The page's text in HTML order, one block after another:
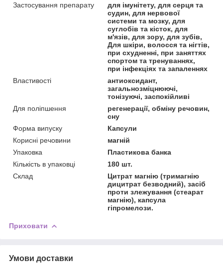
Застосування препарату
для імунітету, для серця та
судин, для нервової
системи та мозку, для
суглобів та кісток, для
м'язів, для зору, для зубів,
Для шкіри, волосся та нігтів,
при схудненні, при заняттях
спортом та тренуваннях,
при інфекціях та запаленнях
Властивості
антиоксидант,
загальнозміцнюючі,
тонізуючі, заспокійливі
Для поліпшення
регенерації, обміну речовин,
сну
Форма випуску
Капсули
Корисні речовини
магній
Упаковка
Пластикова банка
Кількість в упаковці
180 шт.
Склад
Цитрат магнію (тримагнію
дицитрат безводний), засіб
проти злежування (стеарат
магнію), капсула
гіпромелози.
Приховати
Умови доставки